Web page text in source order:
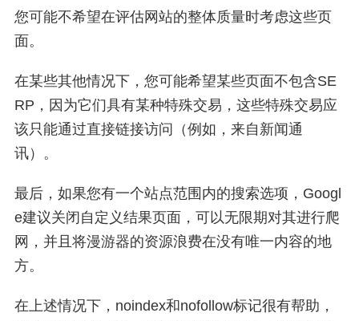
您可能不希望在评估网站的整体质量时考虑这些页
面。
在某些其他情况下，您可能希望某些页面不包含SE
RP，因为它们具有某种特殊交易，这些特殊交易应
该只能通过直接链接访问（例如，来自新闻通
讯）。
最后，如果您有一个站点范围内的搜索选项，Googl
e建议关闭自定义结果页面，可以无限期对其进行爬
网，并且将漫游器的资源浪费在没有唯一内容的地
方。
在上述情况下，noindex和nofollow标记很有帮助，